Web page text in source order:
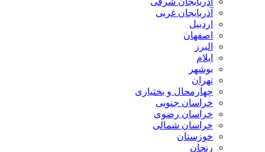
آذربایجان غربی
اردبیل
اصفهان
البرز
ایلام
بوشهر
تهران
چهارمحال و بختیاری
خراسان جنوبی
خراسان رضوی
خراسان شمالی
خوزستان
زنجان